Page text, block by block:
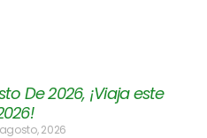
De 2026, ¡Viaja este
2026